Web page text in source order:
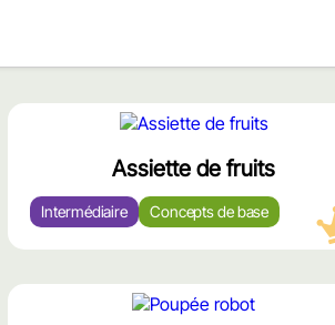
محتوى
Assiette de fruits
Intermédiaire Concepts de base
محتوى